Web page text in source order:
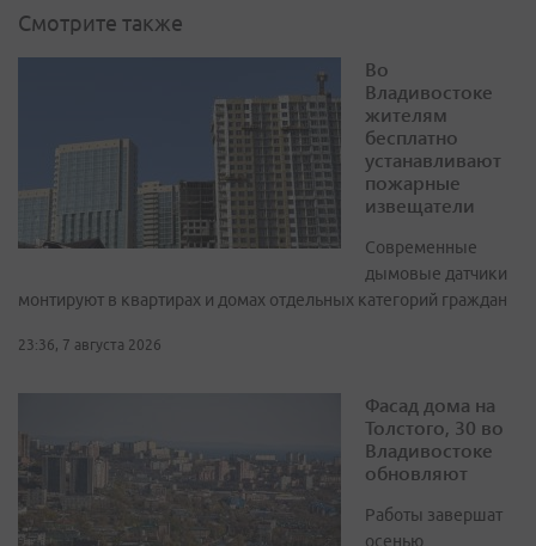
Смотрите также
Во
Владивостоке
жителям
бесплатно
устанавливают
пожарные
извещатели
Современные
дымовые датчики
монтируют в квартирах и домах отдельных категорий граждан
23:36, 7 августа 2026
Фасад дома на
Толстого, 30 во
Владивостоке
обновляют
Работы завершат
осенью